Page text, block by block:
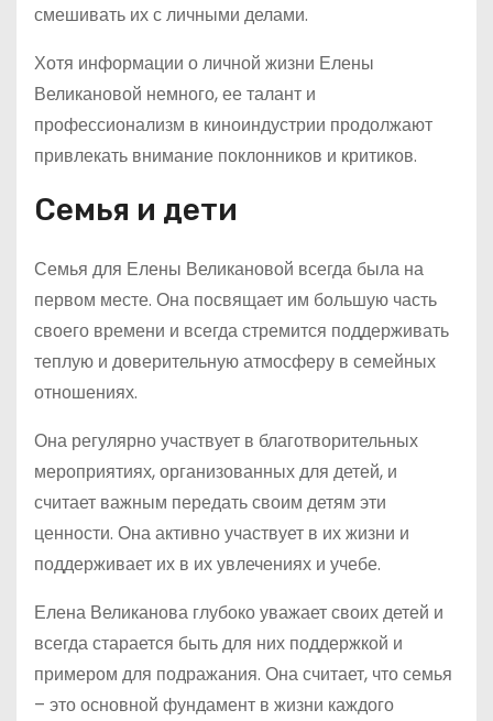
смешивать их с личными делами.
Хотя информации о личной жизни Елены
Великановой немного, ее талант и
профессионализм в киноиндустрии продолжают
привлекать внимание поклонников и критиков.
Семья и дети
Семья для Елены Великановой всегда была на
первом месте. Она посвящает им большую часть
своего времени и всегда стремится поддерживать
теплую и доверительную атмосферу в семейных
отношениях.
Она регулярно участвует в благотворительных
мероприятиях, организованных для детей, и
считает важным передать своим детям эти
ценности. Она активно участвует в их жизни и
поддерживает их в их увлечениях и учебе.
Елена Великанова глубоко уважает своих детей и
всегда старается быть для них поддержкой и
примером для подражания. Она считает, что семья
– это основной фундамент в жизни каждого